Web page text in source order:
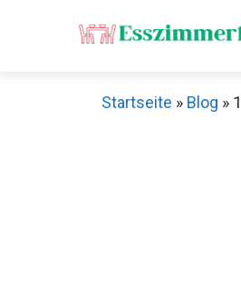
Startseite » Blog »